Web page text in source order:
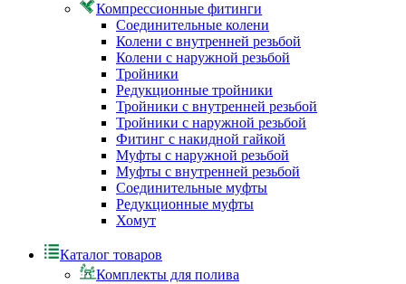
Компрессионные фитинги
Соединительные колени
Колени с внутренней резьбой
Колени с наружной резьбой
Тройники
Редукционные тройники
Тройники с внутренней резьбой
Тройники с наружной резьбой
Фитинг с накидной гайкой
Муфты с наружной резьбой
Муфты с внутренней резьбой
Соединительные муфты
Редукционные муфты
Хомут
Каталог товаров
Комплекты для полива